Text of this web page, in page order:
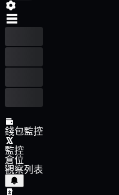
錢包監控
監控
倉位
觀察列表